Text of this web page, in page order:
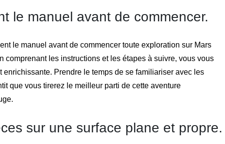
le manuel avant de commencer.
le manuel avant de commencer toute exploration sur Mars
comprenant les instructions et les étapes à suivre, vous vous
Prendre le temps de se familiariser avec les
que vous tirerez le meilleur parti de cette aventure
sur une surface plane et propre.